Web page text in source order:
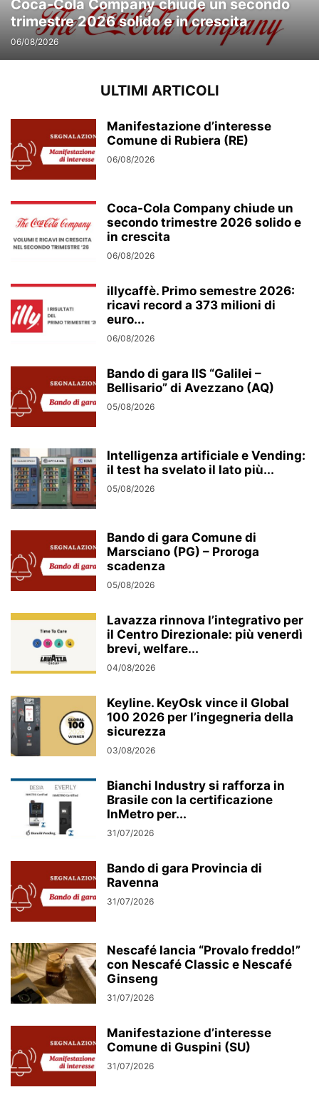
Coca-Cola Company chiude un secondo
trimestre 2026 solido e in crescita
06/08/2026
ULTIMI ARTICOLI
Manifestazione d’interesse
Comune di Rubiera (RE)
06/08/2026
Coca-Cola Company chiude un
secondo trimestre 2026 solido e
in crescita
06/08/2026
illycaffè. Primo semestre 2026:
ricavi record a 373 milioni di
euro...
06/08/2026
Bando di gara IIS “Galilei –
Bellisario” di Avezzano (AQ)
05/08/2026
Intelligenza artificiale e Vending:
il test ha svelato il lato più...
05/08/2026
Bando di gara Comune di
Marsciano (PG) – Proroga
scadenza
05/08/2026
Lavazza rinnova l’integrativo per
il Centro Direzionale: più venerdì
brevi, welfare...
04/08/2026
Keyline. KeyOsk vince il Global
100 2026 per l’ingegneria della
sicurezza
03/08/2026
Bianchi Industry si rafforza in
Brasile con la certificazione
InMetro per...
31/07/2026
Bando di gara Provincia di
Ravenna
31/07/2026
Nescafé lancia “Provalo freddo!”
con Nescafé Classic e Nescafé
Ginseng
31/07/2026
Manifestazione d’interesse
Comune di Guspini (SU)
31/07/2026